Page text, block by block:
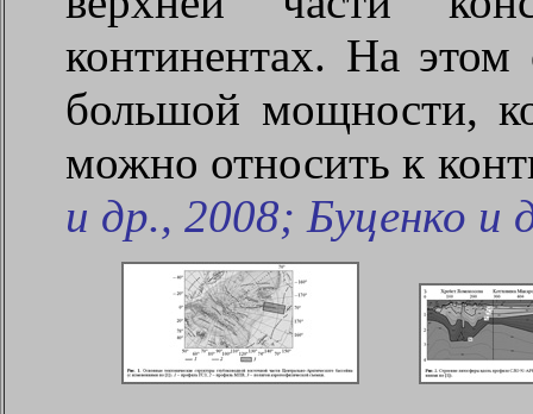
континентах. На
большой мощности,
можно относить к
и др., 2008; Буценко и